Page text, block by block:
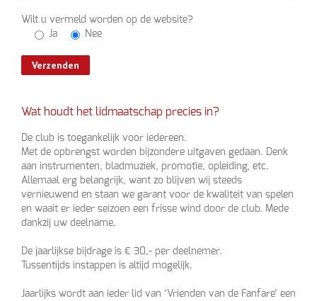
Wilt u vermeld worden op de website?
Ja
Nee
Wat houdt het lidmaatschap precies in?
De club is toegankelijk voor iedereen.
Met de opbrengst worden bijzondere uitgaven gedaan. Denk
aan instrumenten, bladmuziek, promotie, opleiding, etc.
Allemaal erg belangrijk, want zo blijven wij steeds
vernieuwend en staan we garant voor de kwaliteit van spelen
en waait er ieder seizoen een frisse wind door de club. Mede
dankzij uw deelname.
De jaarlijkse bijdrage is € 30,- per deelnemer.
Tussentijds instappen is altijd mogelijk.
Jaarlijks wordt aan ieder lid van ‘Vrienden van de Fanfare’ een